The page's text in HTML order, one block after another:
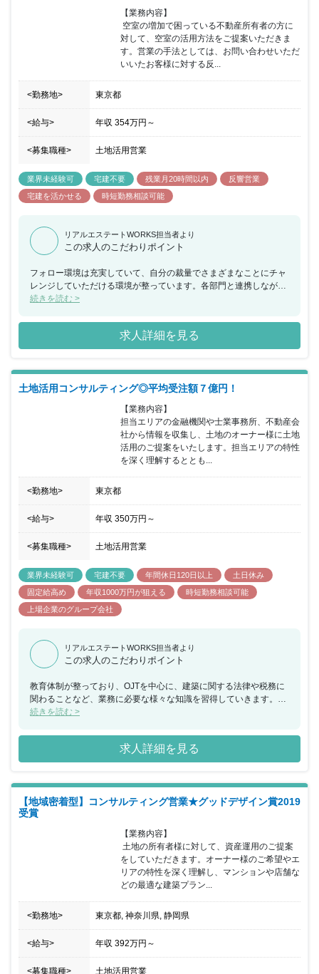
ら50代の営業社員で構成され、年齢や勤続年数に関係なく実力次第
で昇格する為、年功的な考えはありません。 フレキシブルな勤務時
間の採用と営業地盤に直行し直帰する働き方を通して自身で仕事の
効率化を実現していただきます。 インセンティブは建築、売買に係
わらず利益に応じて支給され、上限はありませんので、かなりのモ
チベーションになると思います。
【業務内容】
対して、空室の活用方法をご提案いただきま
す。営業の手法としては、お問い合わせいただ
いいたお客様に対する反...
<勤務地> 東京都
<給与> 年収 354万円 ～
<募集職種> 土地活用営業
業界未経験可 宅建不要 残業月20時間以内
反響営業
宅建を活かせる
時短勤務相談可能
リアルエステートWORKS担当者より
この求人のこだわりポイント
フォロー環境は充実していて、自分の裁量でさまざまなことにチャ
レンジしていただける環境が整っています。各部門と連携しなが
ら、さまざまな事柄に挑戦することができます。未経験の方でも、
界で働きたい方におすすめの求人です。
続きを読む >
求人詳細を見る
土地活用コンサルティング◎平均受注額７億円！
【業務内容】
担当エリアの金融機関や士業事務所、不動産会
社から情報を収集し、土地のオーナー様に土地
活用のご提案をいたします。担当エリアの特性
を深く理解するととも...
<勤務地> 東京都
<給与> 年収 350万円 ～
<募集職種> 土地活用営業
業界未経験可 宅建不要 年間休日120日以上
土日休み
固定給高め
年収1000万円が狙える
時短勤務相談可能
上場企業のグループ会社
リアルエステートWORKS担当者より
この求人のこだわりポイント
教育体制が整っており、OJTを中心に、建築に関する法律や税務に
関わることなど、業務に必要な様々な知識を習得していきます。ま
た、社員の15%が設計部に所属しているため (1級建築士100名以
のが強みです！
続きを読む >
求人詳細を見る
【地域密着型】コンサルティング営業★グッドデザイン賞2019
受賞
【業務内容】
をしていただきます。オーナー様のご希望やエ
リアの特性を深く理解し、マンションや店舗な
どの最適な建築プラン...
<勤務地> 東京都, 神奈川県, 静岡県
<給与> 年収 392万円 ～
<募集職種> 土地活用営業